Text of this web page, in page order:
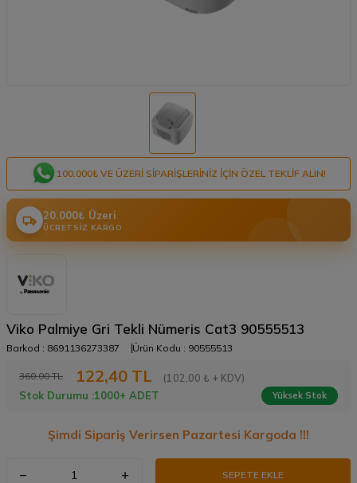
100.000₺ VE ÜZERI SIPARIŞLERINIZ IÇIN ÖZEL TEKLIF ALIN!
20.000₺ Üzeri
ÜCRETSIZ KARGO
Viko Palmiye Gri Tekli Nümeris Cat3 90555513
Barkod : 8691136273387 Ürün Kodu : 90555513
360,00TL 122,40 TL
(102,00 ₺ + KDV)
Stok Durumu :1000+ ADET Yüksek Stok
Şimdi Sipariş Verirsen Pazartesi Kargoda !!!
SEPETE EKLE